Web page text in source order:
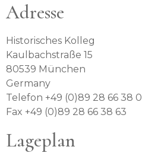
Adresse
Historisches Kolleg
Kaulbachstraße 15
80539 München
Germany
Telefon +49 (0)89 28 66 38 0
Fax +49 (0)89 28 66 38 63
Lageplan